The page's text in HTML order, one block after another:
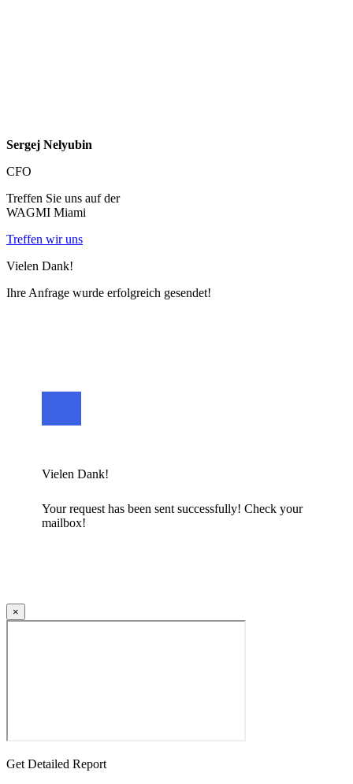
Sergej Nelyubin
CFO
Treffen Sie uns auf der
WAGMI Miami
Treffen wir uns
Vielen Dank!
Ihre Anfrage wurde erfolgreich gesendet!
Vielen Dank!
Your request has been sent successfully! Check your
mailbox!
×
Get Detailed Report